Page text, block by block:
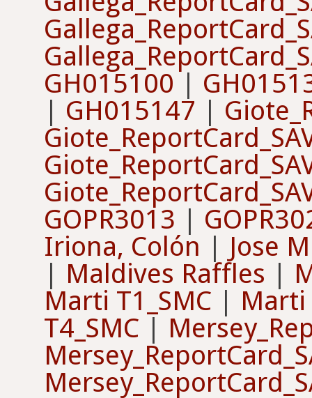
GH015100 |
| GH015147 |
GOPR3013 |
Iriona, Colón | Jose
| Maldives Raffles |
Marti T1_SMC | Marti
T4_SMC |